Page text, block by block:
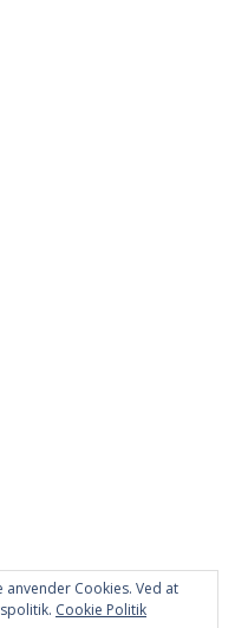
Cookies. Ved at
Cookie Politik